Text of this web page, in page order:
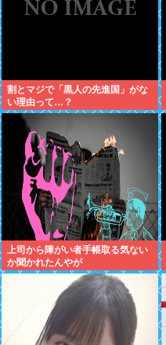
割とマジで「黒人の先進国」がな
い理由って…？
上司から障がい者手帳取る気ない
か聞かれたんやが